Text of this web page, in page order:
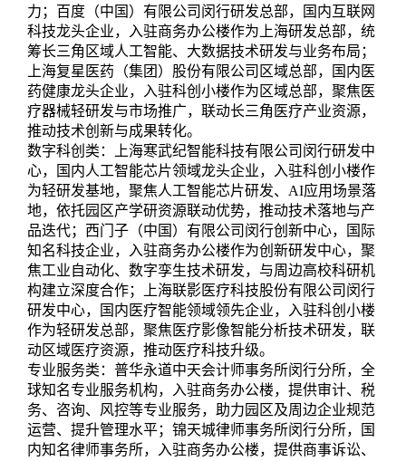
力；百度（中国）有限公司闵行研发总部，国内互联网
科技龙头企业，入驻商务办公楼作为上海研发总部，统
筹长三角区域人工智能、大数据技术研发与业务布局；
上海复星医药（集团）股份有限公司区域总部，国内医
药健康龙头企业，入驻科创小楼作为区域总部，聚焦医
疗器械轻研发与市场推广，联动长三角医疗产业资源，
推动技术创新与成果转化。
数字科创类：上海寒武纪智能科技有限公司闵行研发中
心，国内人工智能芯片领域龙头企业，入驻科创小楼作
为轻研发基地，聚焦人工智能芯片研发、AI应用场景落
地，依托园区产学研资源联动优势，推动技术落地与产
品迭代；西门子（中国）有限公司闵行创新中心，国际
知名科技企业，入驻商务办公楼作为创新研发中心，聚
焦工业自动化、数字孪生技术研发，与周边高校科研机
构建立深度合作；上海联影医疗科技股份有限公司闵行
研发中心，国内医疗智能领域领先企业，入驻科创小楼
作为轻研发总部，聚焦医疗影像智能分析技术研发，联
动区域医疗资源，推动医疗科技升级。
专业服务类：普华永道中天会计师事务所闵行分所，全
球知名专业服务机构，入驻商务办公楼，提供审计、税
务、咨询、风控等专业服务，助力园区及周边企业规范
运营、提升管理水平；锦天城律师事务所闵行分所，国
内知名律师事务所，入驻商务办公楼，提供商事诉讼、